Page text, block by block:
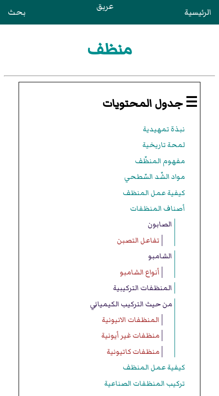
الرئيسية عريق بحث
منظف
☰ جدول المحتويات
نبذة تمهيدية
لمحة تاريخية
مفهوم المنظّف
مواد الشّد السّطحي
كيفية عمل المنظف
أصناف المنظفات
الصابون
تفاعل التصبن
الشامبو
أنواع الشامبو
المنظفات التركيبية
من حيث التركيب الكيميائي
المنظفات الانيونية
منظفات غير أيونية
منظفات كاتيونية
كيفية عمل المنظف
تركيب المنظفات الصناعية